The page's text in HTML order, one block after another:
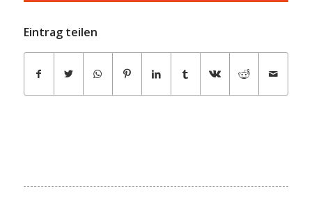
Eintrag teilen